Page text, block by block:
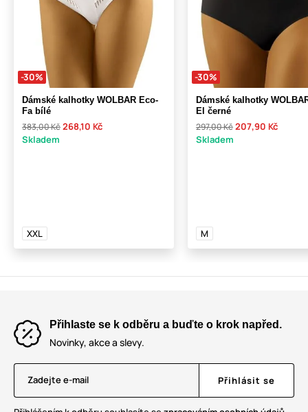
-30%
Dámské kalhotky WOLBAR Eco-
Fa bílé
383,00 Kč268,10 Kč
Skladem
XXL
-30%
Dámské kalhotky
El černé
297,00 Kč207,90 Kč
Skladem
M
Přihlaste se k odběru a buďte o krok napřed.
Novinky, akce a slevy.
Zadejte e-mail Přihlásit se